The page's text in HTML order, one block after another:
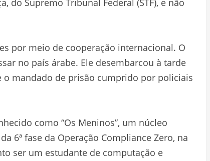
Supremo Tribunal Federal (STF), e não
por meio de cooperação internacional. O
no país árabe. Ele desembarcou à tarde
o mandado de prisão cumprido por policiais
como “Os Meninos”, um núcleo
6ª fase da Operação Compliance Zero, na
ser um estudante de computação e